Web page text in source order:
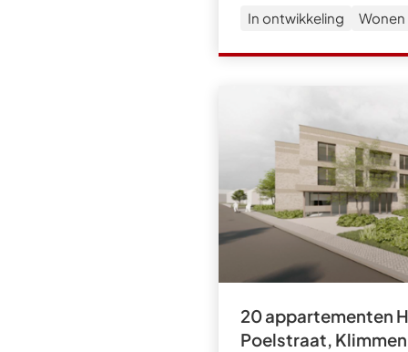
In ontwikkeling Wonen
20 appartementen
Poelstraat, Klimmen